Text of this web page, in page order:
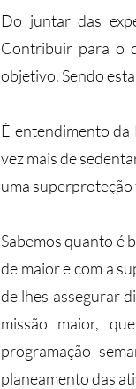
Do juntar das
Contribuir para o
objetivo. Sendo
É entendimento da
vez mais de
uma superproteção
Sabemos quanto é
de maior e com a
de lhes assegurar
missão maior,
programação
planeamento das